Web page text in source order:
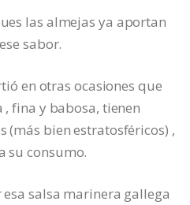
las almejas ya aportan
sabor.
en otras ocasiones que
fina y babosa, tienen
(más bien estratosféricos) ,
su consumo.
salsa marinera gallega